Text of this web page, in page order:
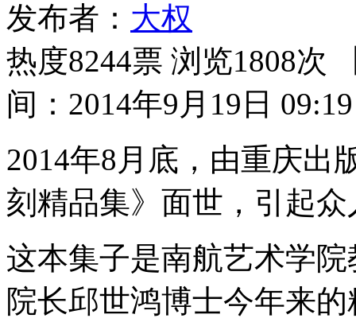
发布者： 大权
热度8244票 浏览1808次
间：2014年9月19日 09:19
2014年8月底，由重庆出
刻精品集》面世，引起
这本集子是南航艺术学
院长邱世鸿博士今年来